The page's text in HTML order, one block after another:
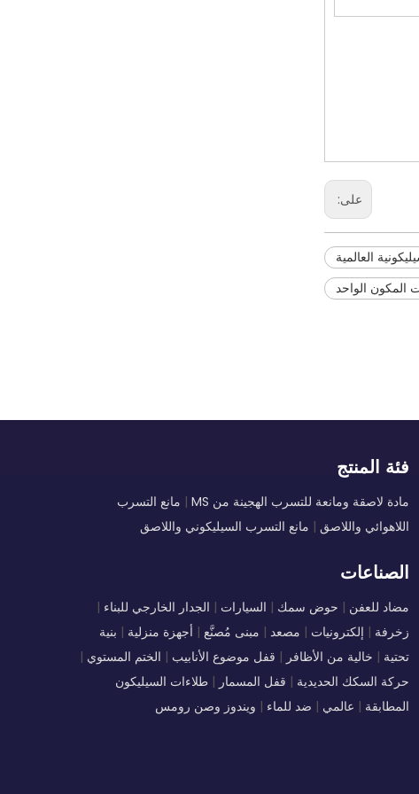
على:
العالمية
المكون الواحد
فئة المنتج
مادة لاصقة ومانعة للتسرب الهجينة من MS | مانع التسرب
اللاهوائي واللاصق | مانع التسرب السيليكوني واللاصق
الصناعات
مضاد للعفن | حوض سمك | السيارات | الجدار الخارجي للبناء |
زخرفة | إلكترونيات | مصعد | مبنى مُصنَّع | أجهزة منزلية | بنية
تحتية | خالية من الأظافر | قفل موضوع الأنابيب | الختم المستوي |
حركة السكك الحديدية | قفل المسمار | طلاءات السيليكون
المطابقة | عالمي | ضد للماء | ويندوز وصن رومس